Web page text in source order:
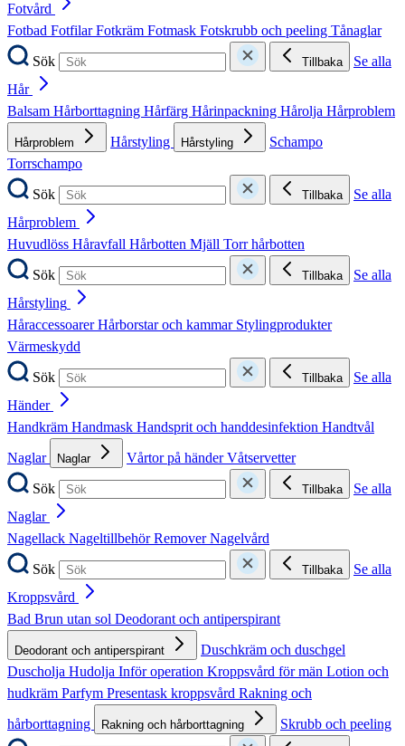
Fotvård
Fotbad FotfilarFotkräm Fotmask Fotskrubb och peeling Tånaglar
Sök
Tillbaka
Se alla
Hår
Balsam Hårborttagning Hårfärg Hårinpackning Hårolja Hårproblem
Hårproblem Hårstyling Hårstyling
Schampo
Torrschampo
Sök
Tillbaka
Se alla
Hårproblem
Huvudlöss Håravfall Hårbotten Mjäll Torr hårbotten
Sök
Tillbaka
Se alla
Hårstyling
HåraccessoarerHårborstar och kammar Stylingprodukter
Värmeskydd
Sök
Tillbaka
Se alla
Händer
Handkräm Handmask Handsprit och handdesinfektion Handtvål
Naglar
Naglar Vårtor på händerVåtservetter
Sök
Tillbaka
Se alla
Naglar
Nagellack NageltillbehörRemoverNagelvård
Sök
Tillbaka
Se alla
Kroppsvård
Bad Brun utan sol Deodorant och antiperspirant
Deodorant och antiperspirant
Duschkräm och duschgel
Duscholja Hudolja Inför operation Kroppsvård för män Lotion och
hudkräm Parfym Presentask kroppsvård Rakning och
hårborttagning
Rakning och hårborttagning
Skrubb och peeling